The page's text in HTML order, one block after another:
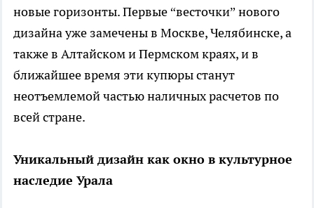
новые горизонты. Первые “весточки” нового
дизайна уже замечены в Москве, Челябинске, а
также в Алтайском и Пермском краях, и в
ближайшее время эти купюры станут
неотъемлемой частью наличных расчетов по
всей стране.
Уникальный дизайн как окно в культурное
наследие Урала